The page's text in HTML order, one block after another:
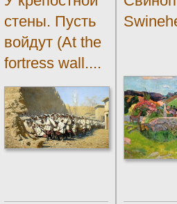
стены. Пусть
войдут (At the
fortress wall....